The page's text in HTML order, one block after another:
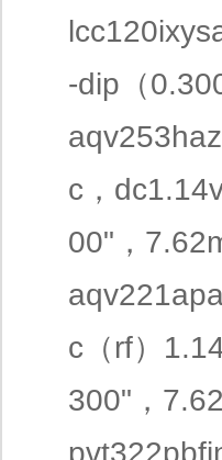
-dip（
c，
00"，
c（rf）
300"，